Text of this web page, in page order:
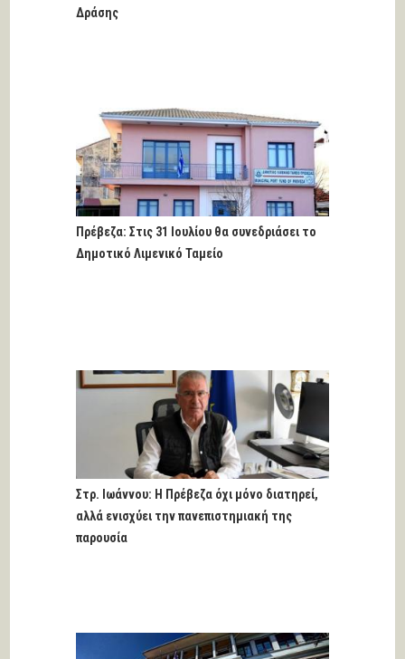
Δράσης
Πρέβεζα: Στις 31 Ιουλίου θα συνεδριάσει το
Δημοτικό Λιμενικό Ταμείο
Στρ. Ιωάννου: Η Πρέβεζα όχι μόνο διατηρεί,
αλλά ενισχύει την πανεπιστημιακή της
παρουσία